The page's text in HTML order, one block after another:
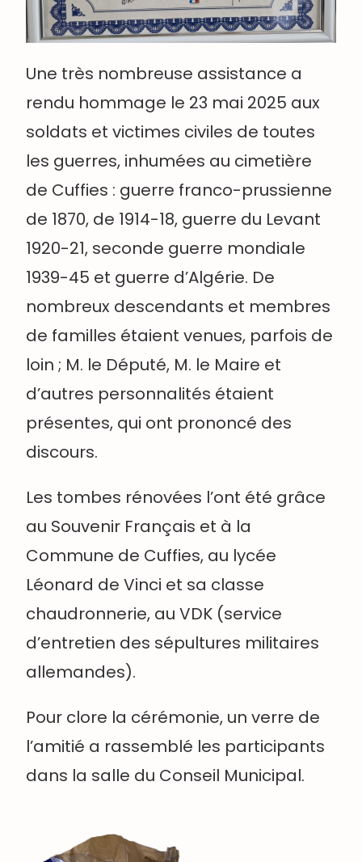
Une très nombreuse assistance a
rendu hommage le 23 mai 2025 aux
soldats et victimes civiles de toutes
les guerres, inhumées au cimetière
de Cuffies : guerre franco-prussienne
de 1870, de 1914-18, guerre du Levant
1920-21, seconde guerre mondiale
1939-45 et guerre d’Algérie. De
nombreux descendants et membres
de familles étaient venues, parfois de
loin ; M. le Député, M. le Maire et
d’autres personnalités étaient
présentes, qui ont prononcé des
discours.
Les tombes rénovées l’ont été grâce
au Souvenir Français et à la
Commune de Cuffies, au lycée
Léonard de Vinci et sa classe
chaudronnerie, au VDK (service
d’entretien des sépultures militaires
allemandes).
Pour clore la cérémonie, un verre de
l’amitié a rassemblé les participants
dans la salle du Conseil Municipal.